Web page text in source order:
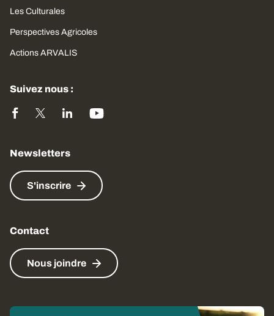
Les Culturales
Perspectives Agricoles
Actions ARVALIS
Suivez nous :
Newsletters
S'inscrire
Contact
Nous joindre